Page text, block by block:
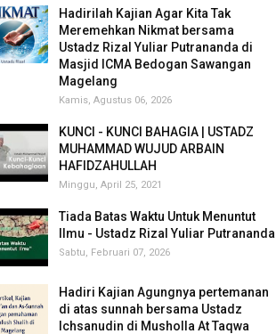
Hadirilah Kajian Agar Kita Tak
Meremehkan Nikmat bersama
Ustadz Rizal Yuliar Putrananda di
Masjid ICMA Bedogan Sawangan
Magelang
Kamis, Agustus 06, 2026
KUNCI - KUNCI BAHAGIA | USTADZ
MUHAMMAD WUJUD ARBAIN
HAFIDZAHULLAH
Minggu, April 25, 2021
Tiada Batas Waktu Untuk Menuntut
Ilmu - Ustadz Rizal Yuliar Putrananda
Sabtu, Februari 07, 2026
Hadiri Kajian Agungnya pertemanan
di atas sunnah bersama Ustadz
Ichsanudin di Musholla At Taqwa